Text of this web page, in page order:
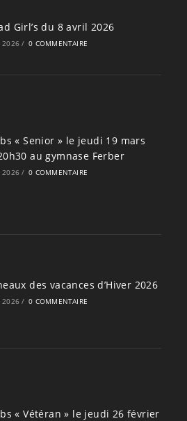
Girl’s du 8 avril 2026
2026 / 0 COMMENTAIRE
« Senior » le jeudi 19 mars
au gymnase Ferber
2026 / 0 COMMENTAIRE
des vacances d’Hiver 2026
2026 / 0 COMMENTAIRE
« Vétéran » le jeudi 26 février